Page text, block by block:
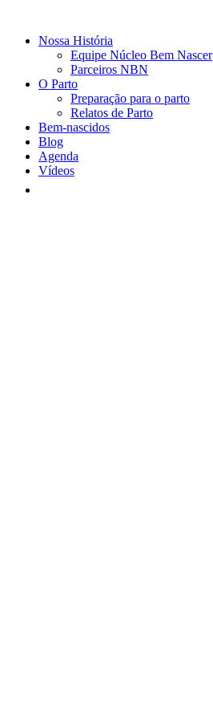
Nossa História
Equipe Núcleo Bem Nascer
Parceiros NBN
O Parto
Preparação para o parto
Relatos de Parto
Bem-nascidos
Blog
Agenda
Vídeos